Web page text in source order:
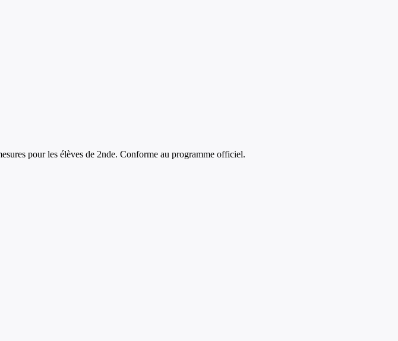
pour les élèves de 2nde. Conforme au programme officiel.